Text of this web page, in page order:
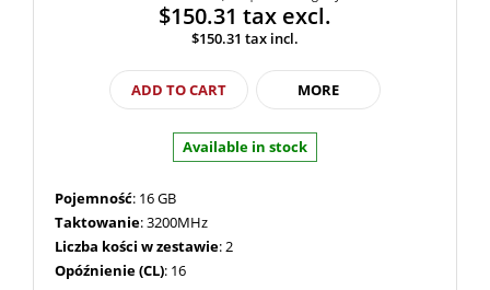
$150.31 tax excl.
$150.31 tax incl.
ADD TO CART MORE
Available in stock
Pojemność: 16 GB
Taktowanie: 3200MHz
Liczba kości w zestawie: 2
Opóźnienie (CL): 16